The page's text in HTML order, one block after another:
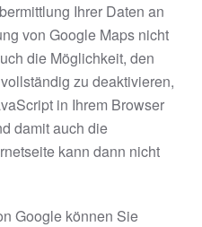
Ihrer Daten an
von Google Maps nicht
die Möglichkeit, den
zu deaktivieren,
in Ihrem Browser
damit auch die
kann dann nicht
Google können Sie